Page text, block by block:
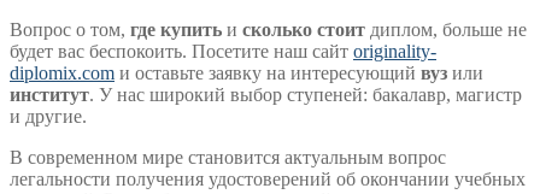
Вопрос о том, где купить и сколько стоит диплом, больше не
будет вас беспокоить. Посетите наш сайт originality-
diplomix.com и оставьте заявку на интересующий вуз или
институт. У нас широкий выбор ступеней: бакалавр, магистр
и другие.
В современном мире становится актуальным вопрос
легальности получения удостоверений об окончании учебных